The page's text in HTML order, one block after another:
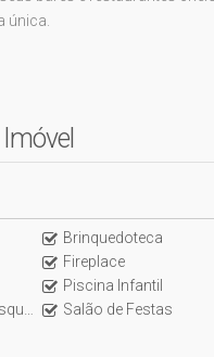
única.
com monitoramento de
toda área comum
decorada e equipada.
Brinquedoteca
Fireplace
Piscina Infantil
Salão de Festas